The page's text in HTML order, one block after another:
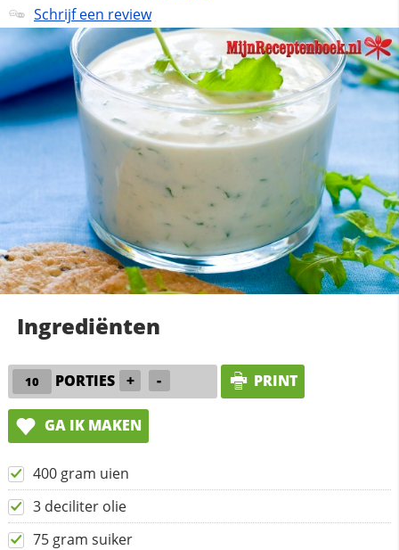
Schrijf een review
Ingrediënten
PORTIES + - PRINT
GA IK MAKEN
400 gram uien
3 deciliter olie
75 gram suiker